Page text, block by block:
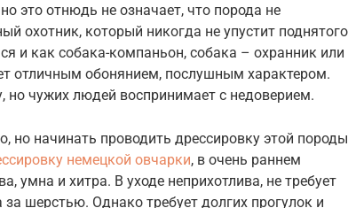
это отнюдь не означает, что порода не
охотник, который никогда не упустит поднятого
и как собака-компаньон, собака – охранник или
отличным обонянием, послушным характером.
но чужих людей воспринимает с недоверием.
но начинать проводить дрессировку этой породы
немецкой овчарки, в очень раннем
умна и хитра. В уходе неприхотлива, не требует
шерстью. Однако требует долгих прогулок и